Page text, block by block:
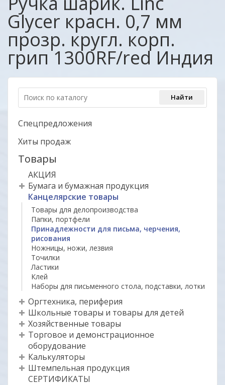
Glycer красн. 0,7 мм
прозр. кругл. корп.
грип 1300RF/red Индия
Спецпредложения
Хиты продаж
Товары
АКЦИЯ
Бумага и бумажная продукция
Канцелярские товары
Товары для делопроизводства
Папки, портфели
Принадлежности для письма, черчения,
рисования
Ножницы, ножи, лезвия
Точилки
Ластики
Клей
Наборы для письменного стола, подставки, лотки
Оргтехника, периферия
Школьные товары и товары для детей
Хозяйственные товары
Торговое и демонстрационное
оборудование
Калькуляторы
Штемпельная продукция
СЕРТИФИКАТЫ